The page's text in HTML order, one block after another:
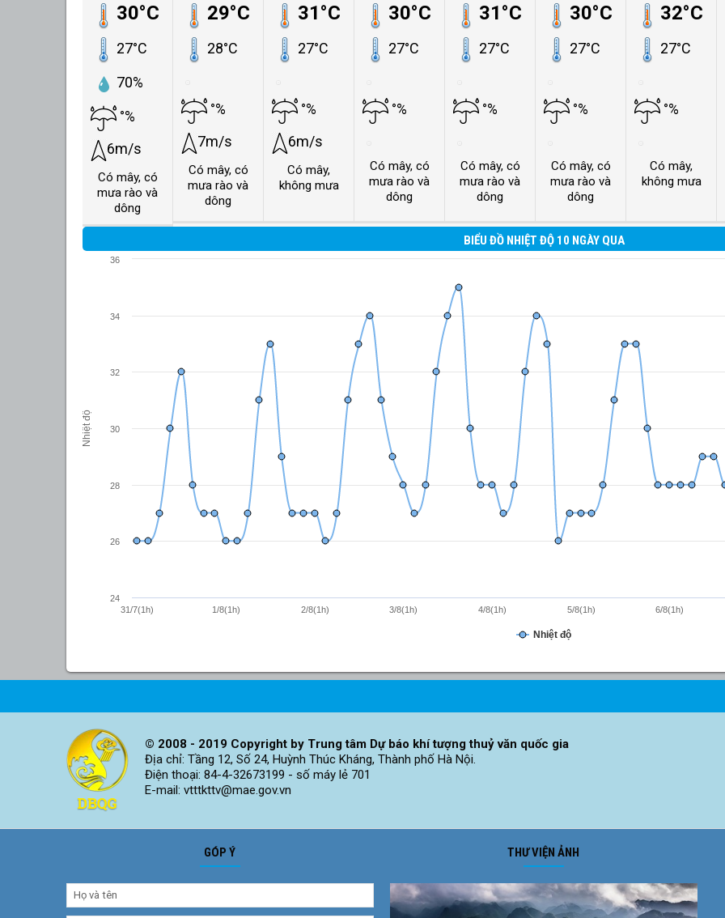
30°C
27°C
70%
°%
6m/s
Có mây, có
mưa rào và
dông
29°C
28°C
°%
7m/s
Có mây, có
mưa rào và
dông
31°C
27°C
°%
6m/s
Có mây,
không mưa
30°C
27°C
°%
Có mây, có
mưa rào và
dông
31°C
27°C
°%
Có mây, có
mưa rào và
dông
30°C
27°C
°%
Có mây, có
mưa rào và
dông
32°C
27°C
°%
Có mây,
không mưa
BIỂU ĐỒ NHIỆT ĐỘ 10 NGÀY QUA
Nhiệt độ
Nhiệt độ
31/7(1h) 1/8(1h) 2/8(1h) 3/8(1h) 4/8(1h) 5/8(1h) 6/8(1h)
24
26
28
30
32
34
36
© 2008 - 2019 Copyright by Trung tâm Dự báo khí tượng thuỷ văn quốc gia
Địa chỉ: Tầng 12, Số 24, Huỳnh Thúc Kháng, Thành phố Hà Nội.
Điện thoại: 84-4-32673199 - số máy lẻ 701
E-mail: vtttkttv@mae.gov.vn
GÓP Ý THƯ VIỆN ẢNH